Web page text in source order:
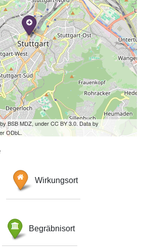
BSB MDZ, under CC BY 3.0. Data by
ODbL.
Wirkungsort
Begräbnisort